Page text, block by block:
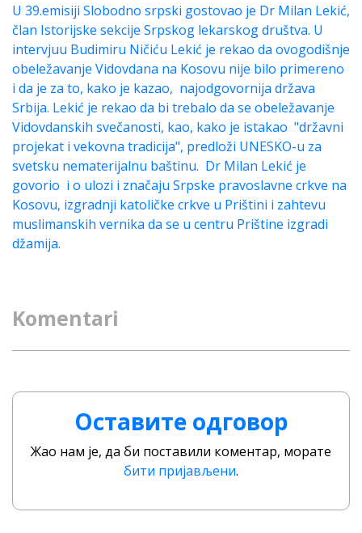
U 39.emisiji Slobodno srpski gostovao je Dr Milan Lekić,
član Istorijske sekcije Srpskog lekarskog društva. U
intervjuu Budimiru Ničiću Lekić je rekao da ovogodišnje
obeležavanje Vidovdana na Kosovu nije bilo primereno
i da je za to, kako je kazao, najodgovornija država
Srbija. Lekić je rekao da bi trebalo da se obeležavanje
Vidovdanskih svečanosti, kao, kako je istakao "državni
projekat i vekovna tradicija", predloži UNESKO-u za
svetsku nematerijalnu baštinu. Dr Milan Lekić je
govorio i o ulozi i značaju Srpske pravoslavne crkve na
Kosovu, izgradnji katoličke crkve u Prištini i zahtevu
muslimanskih vernika da se u centru Prištine izgradi
džamija.
Komentari
Оставите одговор
Жао нам је, да би поставили коментар, морате
бити пријављени.